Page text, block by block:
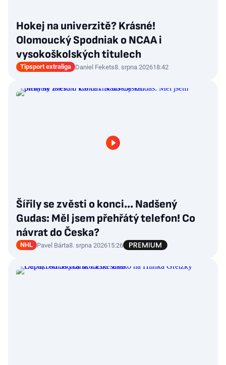
Hokej na univerzitě? Krásné!
Olomoucký Spodniak o NCAA i
vysokoškolských titulech
Tipsport extraliga Daniel Fekets8. srpna 202618:42
Šířily se zvěsti o konci... Nadšený
Gudas: Měl jsem přehřátý telefon! Co
návrat do Česka?
NHL Pavel Bárta8. srpna 202615:26